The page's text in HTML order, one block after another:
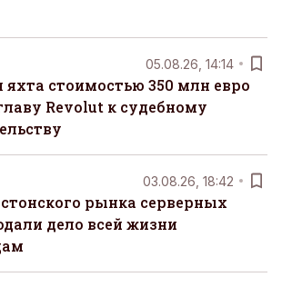
05.08.26, 14:14
яхта стоимостью 350 млн евро
Revolut к судебному
03.08.26, 18:42
рынка серверных
дело всей жизни